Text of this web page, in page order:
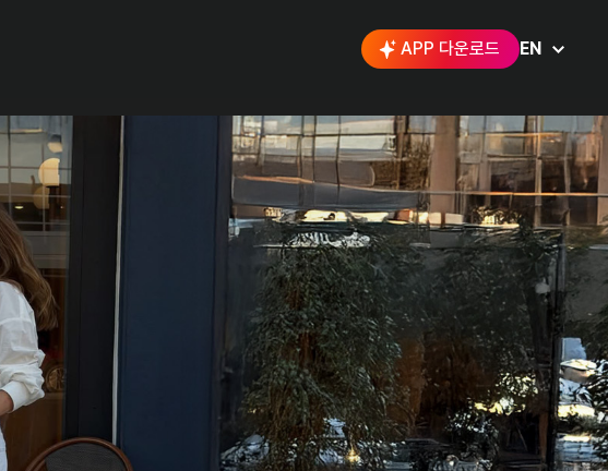
APP 다운로드 EN